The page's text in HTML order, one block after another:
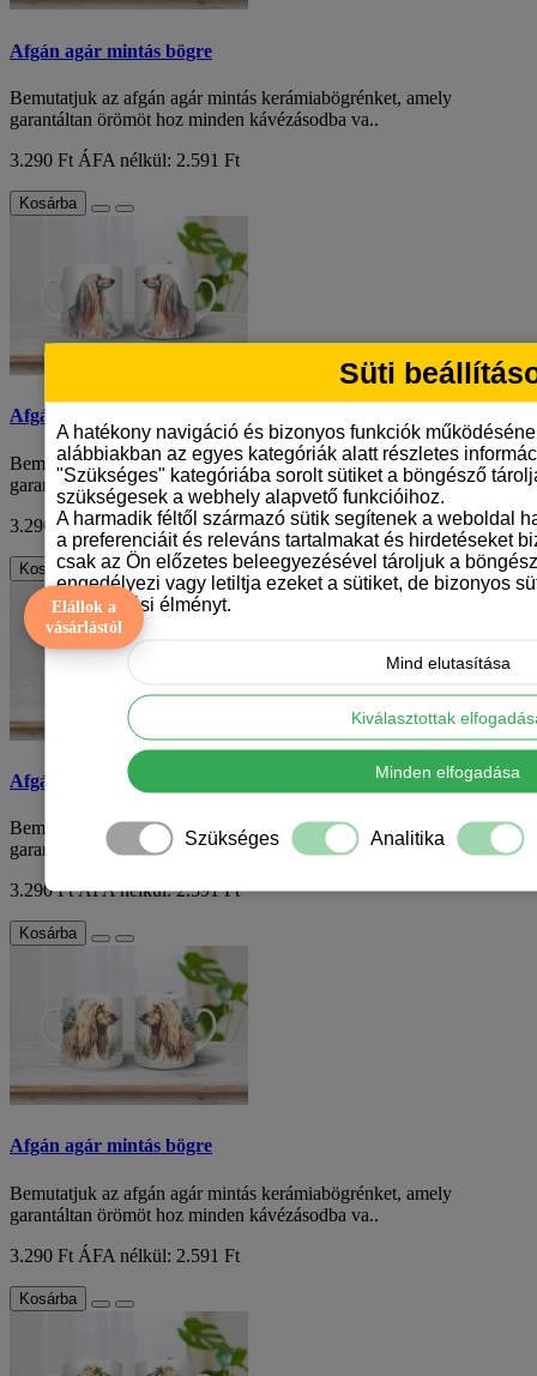
Afgán agár mintás bögre
Bemutatjuk az afgán agár mintás kerámiabögrénket, amely
garantáltan örömöt hoz minden kávézásodba va..
3.290 Ft ÁFA nélkül: 2.591 Ft
Kosárba
Afgán agár mintás bögre
Bemutatjuk az afgán agár mintás kerámiabögrénket, amely
garantáltan örömöt hoz minden kávézásodba va..
3.290 FtÁFA nélkül: 2.591 Ft
Kosárba
Afgán agár mintás bögre
Bemutatjuk az afgán agár mintás kerámiabögrénket, amely
garantáltan örömöt hoz minden kávézásodba va..
3.290 FtÁFA nélkül: 2.591 Ft
Kosárba
Afgán agár mintás bögre
Bemutatjuk az afgán agár mintás kerámiabögrénket, amely
garantáltan örömöt hoz minden kávézásodba va..
3.290 Ft ÁFA nélkül: 2.591 Ft
Kosárba
Elállok a
vásárlástól
Süti
A hatékony navigáció és bizonyos funkciók
alábbiakban az egyes kategóriák alatt részletes
"Szükséges" kategóriába sorolt sütiket a böngésző
szükségesek a webhely alapvető funkcióihoz.
A harmadik féltől származó sütik segítenek a weboldal
a preferenciáit és releváns tartalmakat és hirdetéseket
csak az Ön előzetes beleegyezésével tároljuk a
engedélyezi vagy letiltja ezeket a sütiket, de bizonyos
böngészési élményt.
Mind elutasítása
Kiválasztottak
Minden elfogadása
Szükséges Analitika